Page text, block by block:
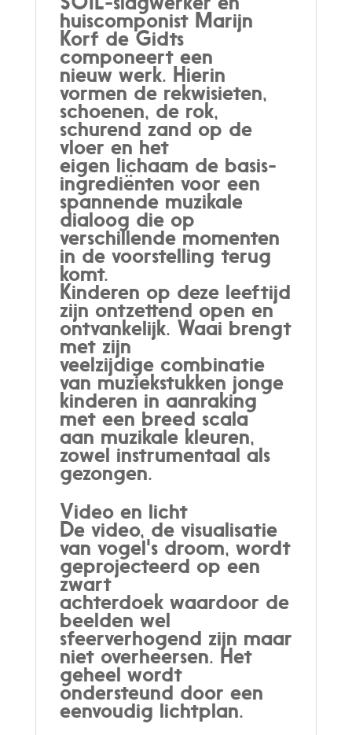
huiscomponist Marijn
Korf de Gidts
componeert een
nieuw werk. Hierin
vormen de rekwisieten,
schoenen, de rok,
schurend zand op de
vloer en het
eigen lichaam de basis-
ingrediënten voor een
spannende muzikale
dialoog die op
verschillende momenten
in de voorstelling terug
komt.
Kinderen op deze leeftijd
zijn ontzettend open en
ontvankelijk. Waai brengt
met zijn
veelzijdige combinatie
van muziekstukken jonge
kinderen in aanraking
met een breed scala
aan muzikale kleuren,
zowel instrumentaal als
gezongen.
Video en licht
De video, de visualisatie
van vogel's droom, wordt
geprojecteerd op een
zwart
achterdoek waardoor de
beelden wel
sfeerverhogend zijn maar
niet overheersen. Het
geheel wordt
ondersteund door een
eenvoudig lichtplan.